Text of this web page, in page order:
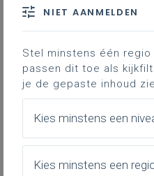
Leeswijzer bij de
leerplannen
Op basis van
kregen tijdens de
Vlaanderenbrede
leeswijzer ontwikkeld.
NIET AANMELDEN
Stel minstens één regio
passen dit toe als
je de gepaste inhoud
Kies minstens een
Kies minstens een